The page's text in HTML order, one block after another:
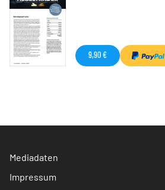
9,90 €
Mediadaten
Impressum